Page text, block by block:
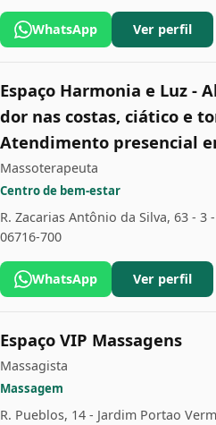
WhatsApp Ver perfil
Espaço Harmonia e Luz -
dor nas costas, ciático e
Atendimento presencial
Massoterapeuta
Centro de bem-estar
R. Zacarias Antônio da Silva, 63 - 3
06716-700
WhatsApp Ver perfil
Espaço VIP Massagens
Massagista
Massagem
R. Pueblos, 14 - Jardim Portao